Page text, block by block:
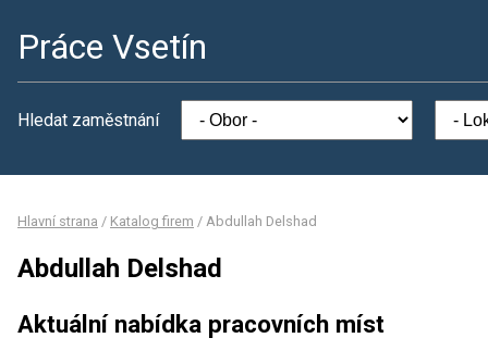
Práce Vsetín
Hledat zaměstnání
Hlavní strana / Katalog firem / Abdullah Delshad
Abdullah Delshad
Aktuální nabídka pracovních míst